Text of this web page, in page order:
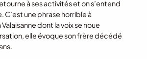
à ses activités et on s’entend
C’est une phrase horrible à
dont la voix se noue
elle évoque son frère décédé